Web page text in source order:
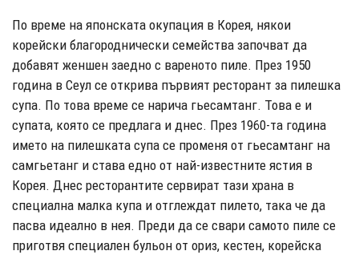
По време на японската окупация в Корея, някои
корейски благороднически семейства започват да
добавят женшен заедно с вареното пиле. През 1950
година в Сеул се открива първият ресторант за пилешка
супа. По това време се нарича гьесамтанг. Това е и
супата, която се предлага и днес. През 1960-та година
името на пилешката супа се променя от гьесамтанг на
самгьетанг и става едно от най-известните ястия в
Корея. Днес ресторантите сервират тази храна в
специална малка купа и отглеждат пилето, така че да
пасва идеално в нея. Преди да се свари самото пиле се
приготвя специален бульон от ориз, кестен, корейска